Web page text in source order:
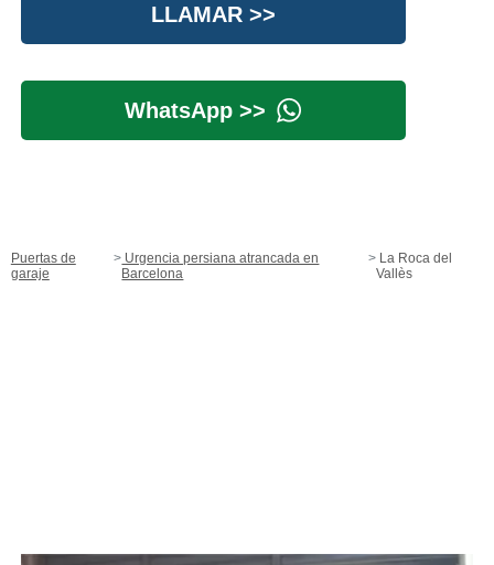
LLAMAR >>
WhatsApp >>
Puertas de
garaje
Urgencia persiana atrancada en
Barcelona
La Roca del
Vallès